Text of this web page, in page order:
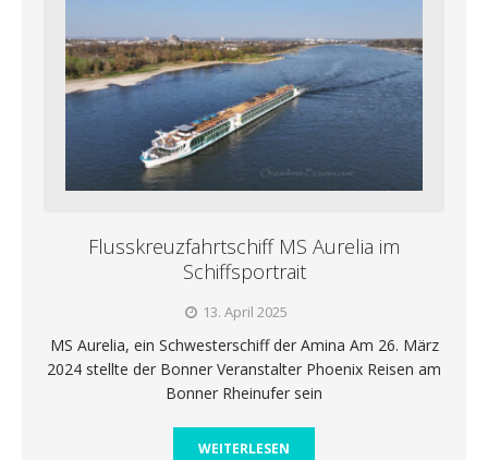
Flusskreuzfahrtschiff MS Aurelia im
Schiffsportrait
13. April 2025
MS Aurelia, ein Schwesterschiff der Amina Am 26. März
2024 stellte der Bonner Veranstalter Phoenix Reisen am
Bonner Rheinufer sein
WEITERLESEN